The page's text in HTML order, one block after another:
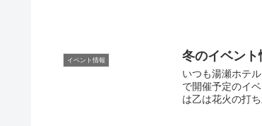
イベント情報 冬のイベント
いつも湯瀬ホテ
で開催予定のイ
は乙は花火の打